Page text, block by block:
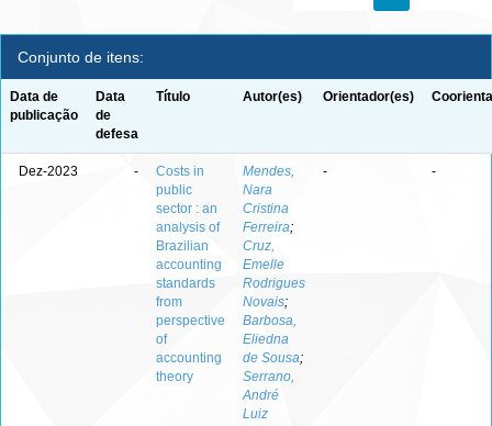
Conjunto de itens:
Data de
publicação
Data
de
defesa
Título Autor(es) Orientador(es)
Dez-2023 -
Costs in
public
sector : an
analysis of
Brazilian
accounting
standards
from
perspective
of
accounting
theory
Mendes,
Nara
Cristina
Ferreira;
Cruz,
Emelle
Rodrigues
Novais;
Barbosa,
Eliedna
de Sousa;
Serrano,
André
Luiz
- -